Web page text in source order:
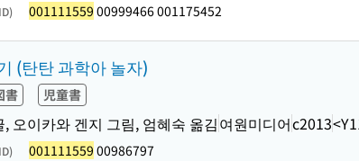
001111559 00999466 001175452
(탄탄 과학아 놀자)
書 児童書
오이카와 겐지 그림, 엄혜숙 옮김여원미디어c2013
001111559 00986797